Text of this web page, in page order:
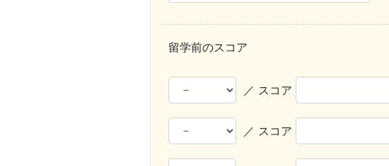
留学前のスコア
／ スコア
／ スコア